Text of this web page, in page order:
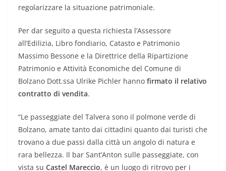
regolarizzare la situazione patrimoniale.
Per dar seguito a questa richiesta l’Assessore
all’Edilizia, Libro fondiario, Catasto e Patrimonio
Massimo Bessone e la Direttrice della Ripartizione
Patrimonio e Attività Economiche del Comune di
Bolzano Dott.ssa Ulrike Pichler hanno firmato il relativo
contratto di vendita.
“Le passeggiate del Talvera sono il polmone verde di
Bolzano, amate tanto dai cittadini quanto dai turisti che
trovano a due passi dalla città un angolo di natura e
rara bellezza. Il bar Sant’Anton sulle passeggiate, con
vista su Castel Mareccio, è un luogo di ritrovo per i